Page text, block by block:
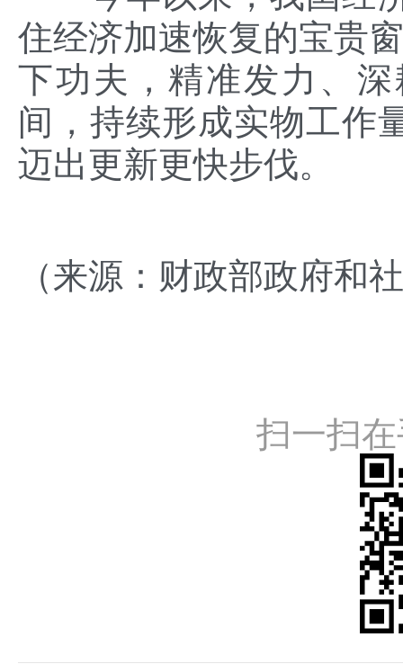
住经济加速恢复的宝贵
下功夫，精准发力、
间，持续形成实物工作
迈出更新更快步伐。
（来源：财政部政府和
扫一扫